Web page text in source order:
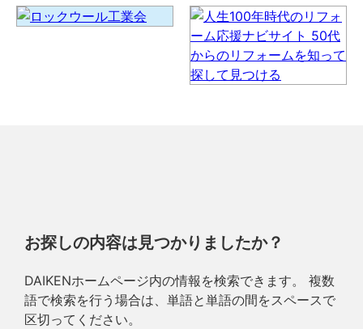
お探しの内容は見つかりましたか？
DAIKENホームページ内の情報を検索できます。 複数
語で検索を行う場合は、単語と単語の間をスペースで
区切ってください。